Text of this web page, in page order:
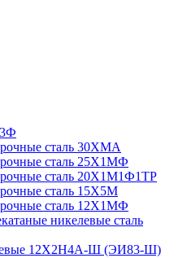
сталь 30ХМА
сталь 25Х1МФ
сталь 20Х1М1Ф1ТР
сталь 15Х5М
сталь 12Х1МФ
никелевые сталь
12Х2Н4А-Ш (ЭИ83-Ш)